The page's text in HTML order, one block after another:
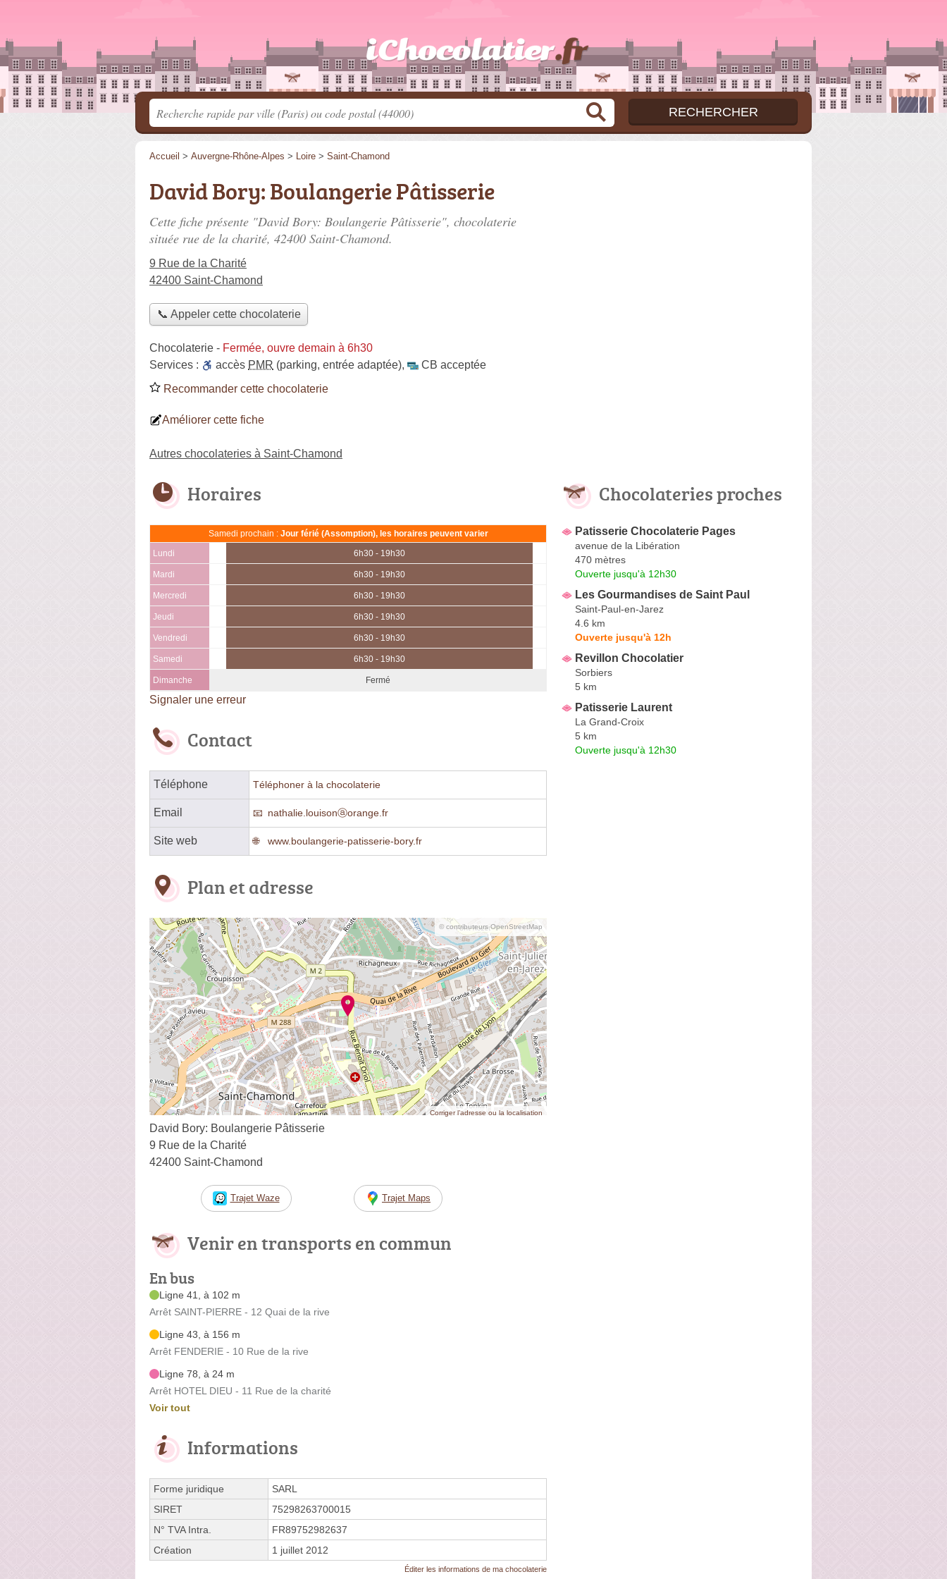
Accueil > Auvergne-Rhône-Alpes > Loire > Saint-Chamond
David Bory: Boulangerie Pâtisserie
Cette fiche présente "David Bory: Boulangerie Pâtisserie", chocolaterie
située rue de la charité, 42400 Saint-Chamond.
9 Rue de la Charité
42400 Saint-Chamond
📞 Appeler cette chocolaterie
Chocolaterie - Fermée, ouvre demain à 6h30
Services :
accès PMR (parking, entrée adaptée),
CB acceptée
Recommander cette chocolaterie
Améliorer cette fiche
Autres chocolateries à Saint-Chamond
Horaires
Samedi prochain : Jour férié (Assomption), les horaires peuvent varier
Lundi 6h30 - 19h30
Mardi 6h30 - 19h30
Mercredi 6h30 - 19h30
Jeudi 6h30 - 19h30
Vendredi 6h30 - 19h30
Samedi 6h30 - 19h30
Dimanche Fermé
Signaler une erreur
Contact
Téléphone Téléphoner à la chocolaterie
Email nathalie.louisonⓐorange.fr
Site web www.boulangerie-patisserie-bory.fr
Plan et adresse
© contributeurs OpenStreetMap
Corriger l’adresse ou la localisation
David Bory: Boulangerie Pâtisserie
9 Rue de la Charité
42400 Saint-Chamond
Trajet Waze Trajet Maps
Venir en transports en commun
En bus
Ligne 41, à 102 m
Arrêt SAINT-PIERRE - 12 Quai de la rive
Ligne 43, à 156 m
Arrêt FENDERIE - 10 Rue de la rive
Ligne 78, à 24 m
Arrêt HOTEL DIEU - 11 Rue de la charité
Voir tout
Informations
Forme juridique
SARL
SIRET
75298263700015
N° TVA Intra.
FR89752982637
Création
1 juillet 2012
Éditer les informations de ma chocolaterie
Chocolateries proches
Patisserie Chocolaterie Pages
avenue de la Libération
470 mètres
Ouverte jusqu'à 12h30
Les Gourmandises de Saint Paul
Saint-Paul-en-Jarez
4.6 km
Ouverte jusqu'à 12h
Revillon Chocolatier
Sorbiers
5 km
Patisserie Laurent
La Grand-Croix
5 km
Ouverte jusqu'à 12h30